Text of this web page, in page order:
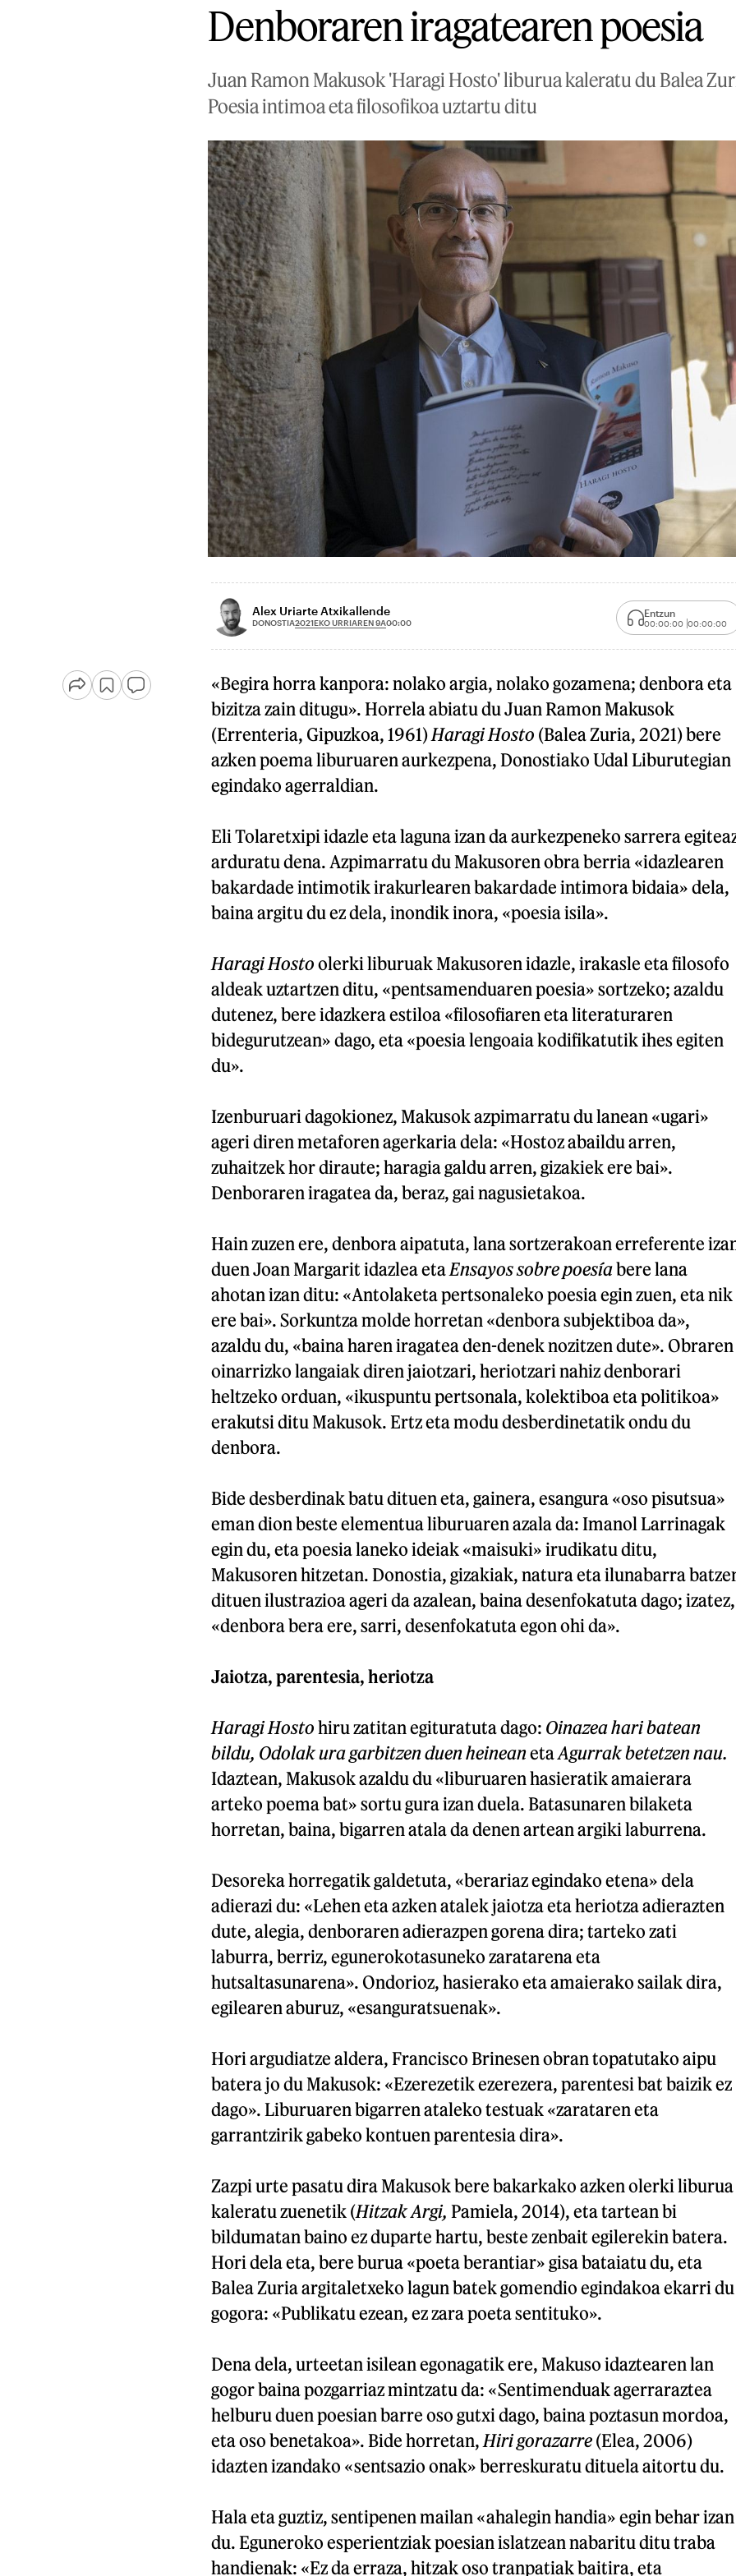
Denboraren iragatearen poesia
Juan Ramon Makusok 'Haragi Hosto' liburua kaleratu du Balea
Poesia intimoa eta filosofikoa uztartu ditu
Alex Uriarte Atxikallende
DONOSTIA2021EKO URRIAREN 9A00:00
Entzun
00:00:00 00:00:00
«Begira horra kanpora: nolako argia, nolako gozamena; denbora eta
bizitza zain ditugu». Horrela abiatu du Juan Ramon Makusok
(Errenteria, Gipuzkoa, 1961) Haragi Hosto (Balea Zuria, 2021) bere
azken poema liburuaren aurkezpena, Donostiako Udal Liburutegian
egindako agerraldian.
Eli Tolaretxipi idazle eta laguna izan da aurkezpeneko sarrera
arduratu dena. Azpimarratu du Makusoren obra berria «idazlearen
bakardade intimotik irakurlearen bakardade intimora bidaia» dela,
baina argitu du ez dela, inondik inora, «poesia isila».
Haragi Hosto olerki liburuak Makusoren idazle, irakasle eta filosofo
aldeak uztartzen ditu, «pentsamenduaren poesia» sortzeko; azaldu
dutenez, bere idazkera estiloa «filosofiaren eta literaturaren
bidegurutzean» dago, eta «poesia lengoaia kodifikatutik ihes egiten
du».
Izenburuari dagokionez, Makusok azpimarratu du lanean «ugari»
ageri diren metaforen agerkaria dela: «Hostoz abaildu arren,
zuhaitzek hor diraute; haragia galdu arren, gizakiek ere bai».
Denboraren iragatea da, beraz, gai nagusietakoa.
Hain zuzen ere, denbora aipatuta, lana sortzerakoan erreferente
duen Joan Margarit idazlea eta Ensayos sobre poesíabere lana
ahotan izan ditu: «Antolaketa pertsonaleko poesia egin zuen, eta nik
ere bai». Sorkuntza molde horretan «denbora subjektiboa da»,
azaldu du, «baina haren iragatea den-denek nozitzen dute». Obraren
oinarrizko langaiak diren jaiotzari, heriotzari nahiz denborari
heltzeko orduan, «ikuspuntu pertsonala, kolektiboa eta politikoa»
erakutsi ditu Makusok. Ertz eta modu desberdinetatik ondu du
denbora.
Bide desberdinak batu dituen eta, gainera, esangura «oso pisutsua»
eman dion beste elementua liburuaren azala da: Imanol Larrinagak
egin du, eta poesia laneko ideiak «maisuki» irudikatu ditu,
Makusoren hitzetan. Donostia, gizakiak, natura eta ilunabarra
dituen ilustrazioa ageri da azalean, baina desenfokatuta dago; izatez,
«denbora bera ere, sarri, desenfokatuta egon ohi da».
Jaiotza, parentesia, heriotza
Haragi Hosto hiru zatitan egituratuta dago: Oinazea hari batean
bildu, Odolak ura garbitzen duen heineanetaAgurrak betetzen nau.
Idaztean, Makusok azaldu du «liburuaren hasieratik amaierara
arteko poema bat» sortu gura izan duela. Batasunaren bilaketa
horretan, baina, bigarren atala da denen artean argiki laburrena.
Desoreka horregatik galdetuta, «berariaz egindako etena» dela
adierazi du: «Lehen eta azken atalek jaiotza eta heriotza adierazten
dute, alegia, denboraren adierazpen gorena dira; tarteko zati
laburra, berriz, egunerokotasuneko zaratarena eta
hutsaltasunarena». Ondorioz, hasierako eta amaierako sailak dira,
egilearen aburuz, «esanguratsuenak».
Hori argudiatze aldera, Francisco Brinesen obran topatutako aipu
batera jo du Makusok: «Ezerezetik ezerezera, parentesi bat baizik ez
dago». Liburuaren bigarren ataleko testuak «zarataren eta
garrantzirik gabeko kontuen parentesia dira».
Zazpi urte pasatu dira Makusok bere bakarkako azken olerki liburua
kaleratu zuenetik (Hitzak Argi, Pamiela, 2014), eta tartean bi
bildumatan baino ez duparte hartu, beste zenbait egilerekin batera.
Hori dela eta, bere burua «poeta berantiar» gisa bataiatu du, eta
Balea Zuria argitaletxeko lagun batek gomendio egindakoa ekarri du
gogora: «Publikatu ezean, ez zara poeta sentituko».
Dena dela, urteetan isilean egonagatik ere, Makuso idaztearen lan
gogor baina pozgarriaz mintzatu da: «Sentimenduak agerraraztea
helburu duen poesian barre oso gutxi dago, baina poztasun mordoa,
eta oso benetakoa». Bide horretan, Hiri gorazarre(Elea, 2006)
idazten izandako «sentsazio onak» berreskuratu dituela aitortu du.
Hala eta guztiz, sentipenen mailan «ahalegin handia» egin behar izan
du. Eguneroko esperientziak poesian islatzean nabaritu ditu traba
handienak: «Ez da erraza, hitzak oso tranpatiak baitira, eta